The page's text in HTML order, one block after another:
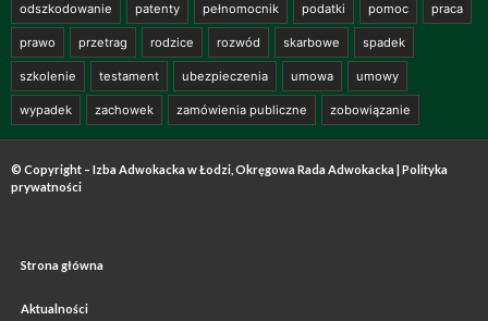
odszkodowanie patenty pełnomocnik podatki pomoc praca
prawo przetrag rodzice rozwód skarbowe spadek
szkolenie testament ubezpieczenia umowa umowy
wypadek zachowek zamówienia publiczne zobowiązanie
© Copyright – Izba Adwokacka w Łodzi, Okręgowa Rada Adwokacka | Polityka
prywatności
Strona główna
Aktualności